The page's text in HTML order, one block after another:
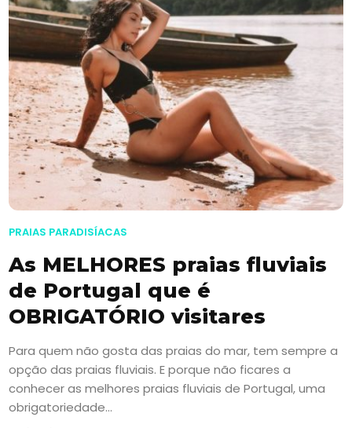
PRAIAS PARADISÍACAS
As MELHORES praias fluviais
de Portugal que é
OBRIGATÓRIO visitares
Para quem não gosta das praias do mar, tem sempre a
opção das praias fluviais. E porque não ficares a
conhecer as melhores praias fluviais de Portugal, uma
obrigatoriedade...